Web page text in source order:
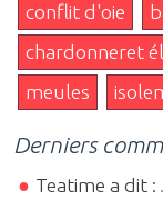
conflit d'oie
chardonneret
meules
Derniers
Teatime a dit